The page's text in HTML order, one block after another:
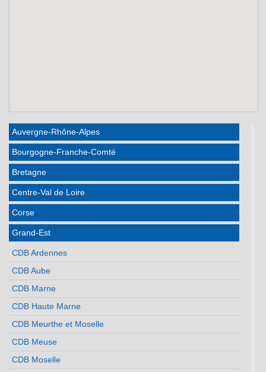
Auvergne-Rhône-Alpes
Bourgogne-Franche-Comté
Bretagne
Centre-Val de Loire
Corse
Grand-Est
CDB Ardennes
CDB Aube
CDB Marne
CDB Haute Marne
CDB Meurthe et Moselle
CDB Meuse
CDB Moselle